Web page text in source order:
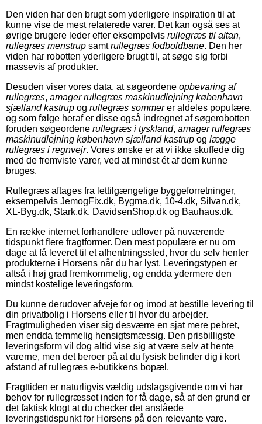
Den viden har den brugt som yderligere inspiration til at
kunne vise de mest relaterede varer. Det kan også ses at
øvrige brugere leder efter eksempelvis rullegræs til altan,
rullegræs menstrup samtrullegræs fodboldbane. Den her
viden har robotten yderligere brugt til, at søge sig forbi
massevis af produkter.
Desuden viser vores data, at søgeordene opbevaring af
rullegræs, amager rullegræs maskinudlejning københavn
sjælland kastrup og rullegræs sommerer aldeles populære,
og som følge heraf er disse også indregnet af søgerobotten
foruden søgeordene rullegræs i tyskland, amager rullegræs
maskinudlejning københavn sjælland kastrup og lægge
rullegræs i regnvejr. Vores ønske er at vi ikke skuffede dig
med de fremviste varer, ved at mindst ét af dem kunne
bruges.
Rullegræs aftages fra lettilgængelige byggeforretninger,
eksempelvis JemogFix.dk, Bygma.dk, 10-4.dk, Silvan.dk,
XL-Byg.dk, Stark.dk, DavidsenShop.dk og Bauhaus.dk.
En række internet forhandlere udlover på nuværende
tidspunkt flere fragtformer. Den mest populære er nu om
dage at få leveret til et afhentningssted, hvor du selv henter
produkterne i Horsens når du har lyst. Leveringstypen er
altså i høj grad fremkommelig, og endda ydermere den
mindst kostelige leveringsform.
Du kunne derudover afveje for og imod at bestille levering til
din privatbolig i Horsens eller til hvor du arbejder.
Fragtmuligheden viser sig desværre en sjat mere pebret,
men endda temmelig hensigtsmæssig. Den prisbilligste
leveringsform vil dog altid vise sig at være selv at hente
varerne, men det beroer på at du fysisk befinder dig i kort
afstand af rullegræs e-butikkens bopæl.
Fragttiden er naturligvis vældig udslagsgivende om vi har
behov for rullegræsset inden for få dage, så af den grund er
det faktisk klogt at du checker det anslåede
leveringstidspunkt for Horsens på den relevante vare.